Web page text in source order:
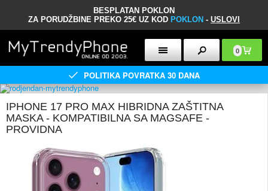
BESPLATAN POKLON
ZA PORUDŽBINE PREKO 25€ UZ KOD POKLON - USLOVI
0
POLITIKA POVRATKA 30 DANA
IPHONE 17 PRO MAX HIBRIDNA ZAŠTITNA
MASKA - KOMPATIBILNA SA MAGSAFE -
PROVIDNA